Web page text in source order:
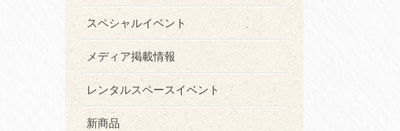
スペシャルイベント
メディア掲載情報
レンタルスペースイベント
新商品